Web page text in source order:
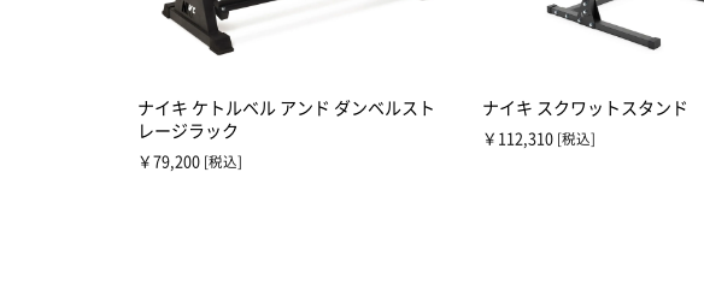
ナイキ ケトルベル アンド ダンベルスト
レージラック
￥79,200 [税込]
ナイキ スクワットスタンド
￥112,310 [税込]